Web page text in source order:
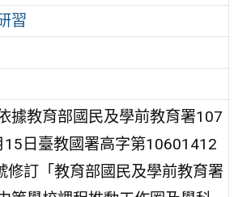
習
據教育部國民及學前教育署107
15日臺教國署高字第10601412
修訂「教育部國民及學前教育署